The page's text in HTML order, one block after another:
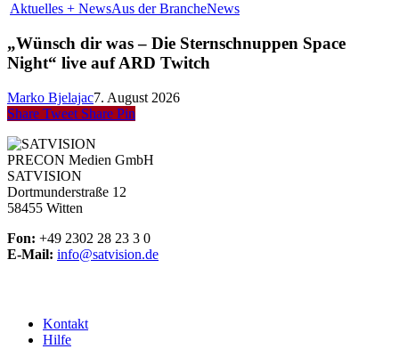
Aktuelles + NewsAus der BrancheNews
„Wünsch dir was – Die Sternschnuppen Space
Night“ live auf ARD Twitch
Marko Bjelajac7. August 2026
Share Tweet Share Pin
PRECON Medien GmbH
SATVISION
Dortmunderstraße 12
58455 Witten
Fon: +49 2302 28 23 3 0
E-Mail: info@satvision.de
Kontakt
Hilfe